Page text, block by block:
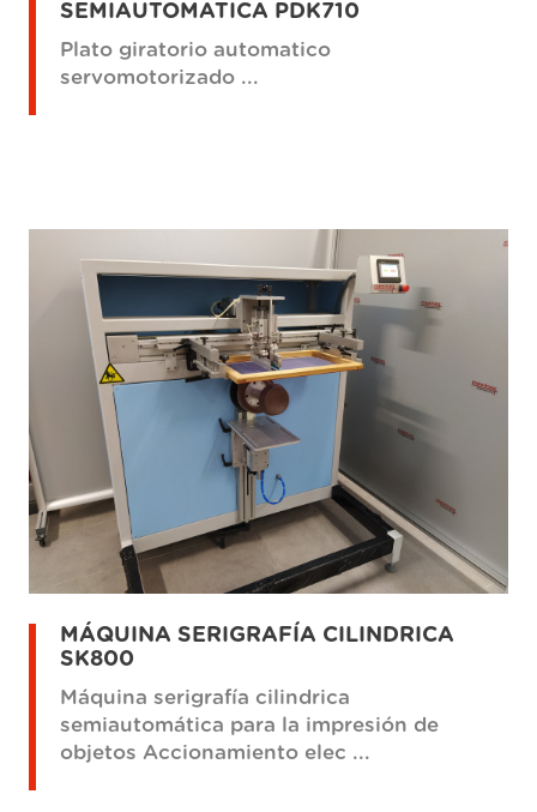
SEMIAUTOMATICA PDK710
Plato giratorio automatico
servomotorizado ...
MÁQUINA SERIGRAFÍA CILINDRICA
SK800
Máquina serigrafía cilindrica
semiautomática para la impresión de
objetos Accionamiento elec ...